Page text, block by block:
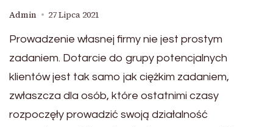
Admin 27 Lipca 2021
Prowadzenie własnej firmy nie jest prostym
zadaniem. Dotarcie do grupy potencjalnych
klientów jest tak samo jak ciężkim zadaniem,
zwłaszcza dla osób, które ostatnimi czasy
rozpoczęły prowadzić swoją działalność